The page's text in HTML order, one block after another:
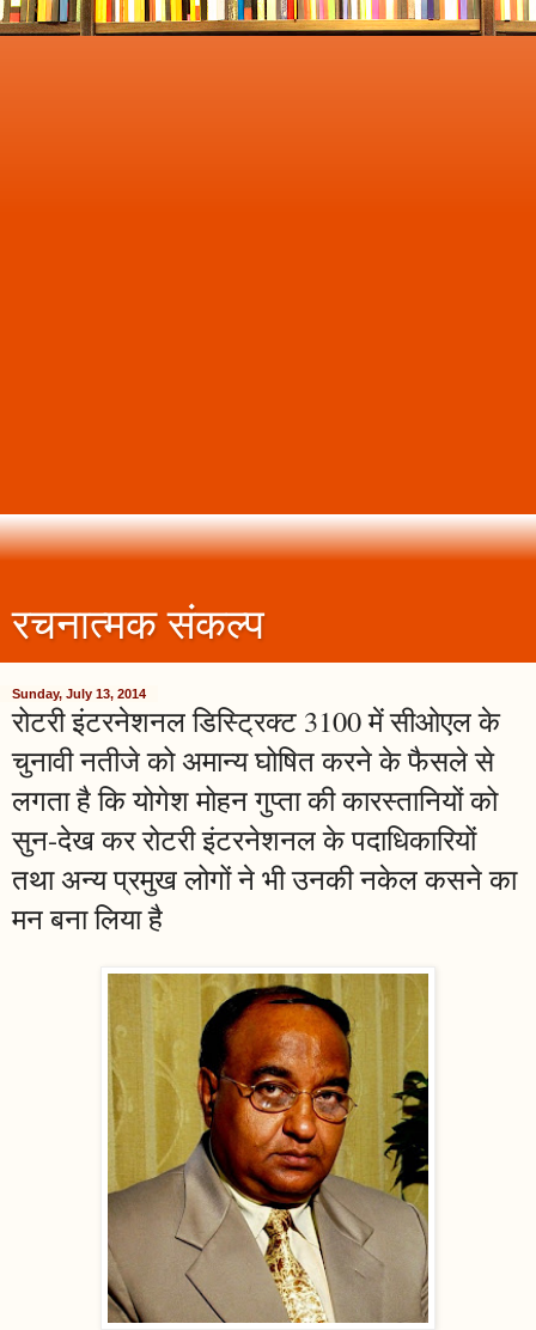
रचनात्मक संकल्प
Sunday, July 13, 2014
रोटरी इंटरनेशनल डिस्ट्रिक्ट 3100 में सीओएल के
चुनावी नतीजे को अमान्य घोषित करने के फैसले से
लगता है कि योगेश मोहन गुप्ता की कारस्तानियों को
सुन-देख कर रोटरी इंटरनेशनल के पदाधिकारियों
तथा अन्य प्रमुख लोगों ने भी उनकी नकेल कसने का
मन बना लिया है